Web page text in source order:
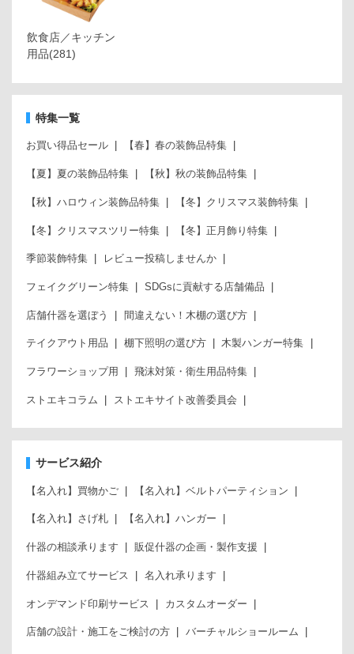
飲食店／キッチン
用品(281)
特集一覧
お買い得品セール 【春】春の装飾品特集
【夏】夏の装飾品特集 【秋】秋の装飾品特集
【秋】ハロウィン装飾品特集 【冬】クリスマス装飾特集
【冬】クリスマスツリー特集 【冬】正月飾り特集
季節装飾特集 レビュー投稿しませんか
フェイクグリーン特集 SDGsに貢献する店舗備品
店舗什器を選ぼう 間違えない！木棚の選び方
テイクアウト用品 棚下照明の選び方 木製ハンガー特集
フラワーショップ用 飛沫対策・衛生用品特集
ストエキコラム ストエキサイト改善委員会
サービス紹介
【名入れ】買物かご 【名入れ】ベルトパーティション
【名入れ】さげ札 【名入れ】ハンガー
什器の相談承ります 販促什器の企画・製作支援
什器組み立てサービス 名入れ承ります
オンデマンド印刷サービス カスタムオーダー
店舗の設計・施工をご検討の方 バーチャルショールーム